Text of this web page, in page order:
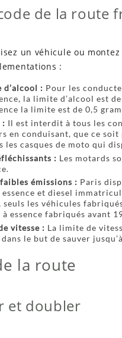
de la route
un véhicule ou
:
d’alcool : Pour les
la limite d’alcool est
la limite est de 0,5
: Il est interdit à tous les
en conduisant, que ce
les casques de moto qui
: Les motards
émissions : Paris
et diesel
seuls les véhicules
à essence fabriqués avant
vitesse : La limite de
le but de sauver
la route
et doubler